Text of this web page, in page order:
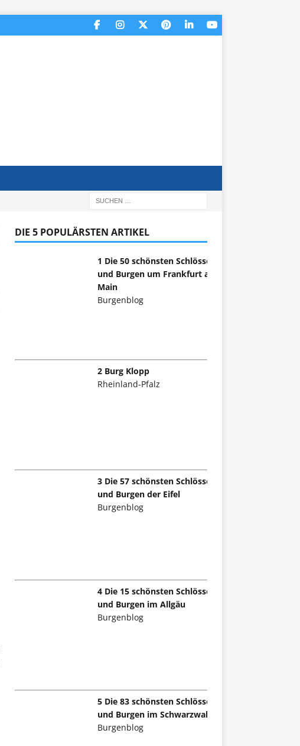
DIE 5 POPULÄRSTEN ARTIKEL
1 Die 50 schönsten Schlösser
und Burgen um Frankfurt am
Main
Burgenblog
2 Burg Klopp
Rheinland-Pfalz
3 Die 57 schönsten Schlösser
und Burgen der Eifel
Burgenblog
4 Die 15 schönsten Schlösser
und Burgen im Allgäu
Burgenblog
5 Die 83 schönsten Schlösser
und Burgen im Schwarzwald
Burgenblog